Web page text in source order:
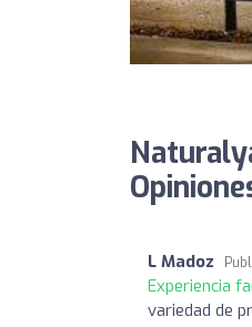
L Madoz
Experiencia
variedad de